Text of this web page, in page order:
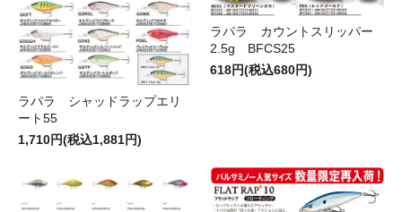
ラパラ シャッドラップエリ
ート55
1,710円(税込1,881円)
ラパラ カウントスリッパー
2.5g BFCS25
618円(税込680円)